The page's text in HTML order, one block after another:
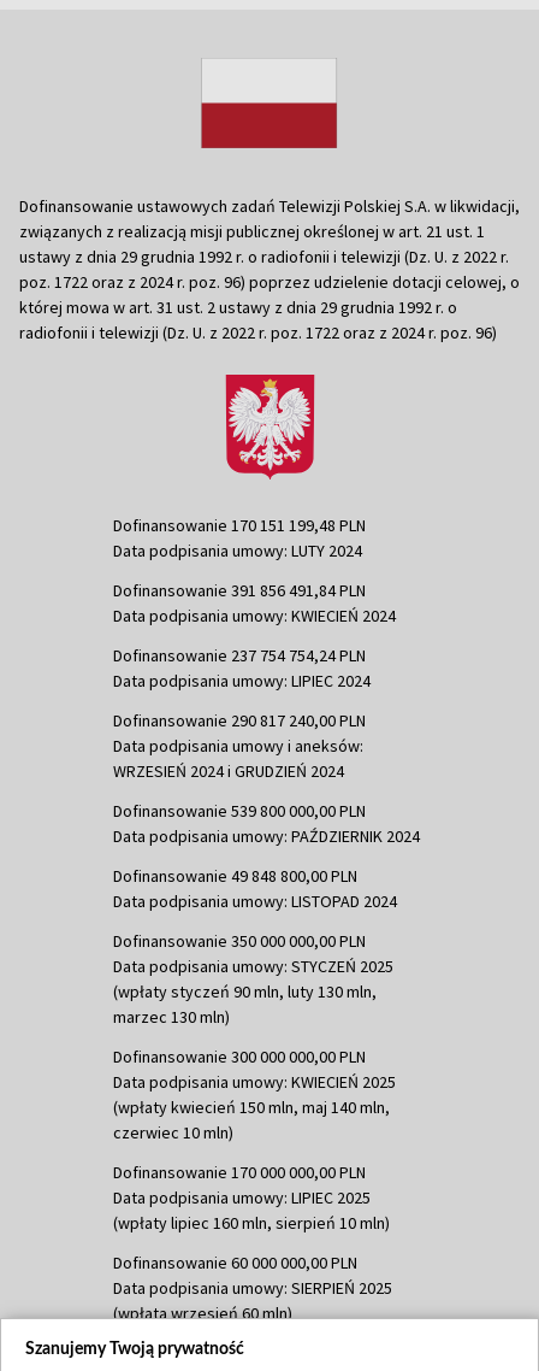
Dofinansowanie ustawowych zadań Telewizji Polskiej S.A. w likwidacji,
związanych z realizacją misji publicznej określonej w art. 21 ust. 1
ustawy z dnia 29 grudnia 1992 r. o radiofonii i telewizji (Dz. U. z 2022 r.
poz. 1722 oraz z 2024 r. poz. 96) poprzez udzielenie dotacji celowej, o
której mowa w art. 31 ust. 2 ustawy z dnia 29 grudnia 1992 r. o
radiofonii i telewizji (Dz. U. z 2022 r. poz. 1722 oraz z 2024 r. poz. 96)
Dofinansowanie 170 151 199,48 PLN
Data podpisania umowy: LUTY 2024
Dofinansowanie 391 856 491,84 PLN
Data podpisania umowy: KWIECIEŃ 2024
Dofinansowanie 237 754 754,24 PLN
Data podpisania umowy: LIPIEC 2024
Dofinansowanie 290 817 240,00 PLN
Data podpisania umowy i aneksów:
WRZESIEŃ 2024 i GRUDZIEŃ 2024
Dofinansowanie 539 800 000,00 PLN
Data podpisania umowy: PAŹDZIERNIK 2024
Dofinansowanie 49 848 800,00 PLN
Data podpisania umowy: LISTOPAD 2024
Dofinansowanie 350 000 000,00 PLN
Data podpisania umowy: STYCZEŃ 2025
(wpłaty styczeń 90 mln, luty 130 mln,
marzec 130 mln)
Dofinansowanie 300 000 000,00 PLN
Data podpisania umowy: KWIECIEŃ 2025
(wpłaty kwiecień 150 mln, maj 140 mln,
czerwiec 10 mln)
Dofinansowanie 170 000 000,00 PLN
Data podpisania umowy: LIPIEC 2025
(wpłaty lipiec 160 mln, sierpień 10 mln)
Dofinansowanie 60 000 000,00 PLN
Data podpisania umowy: SIERPIEŃ 2025
(wpłata wrzesień 60 mln)
Dofinansowanie 635 783 051,21 PLN
Szanujemy Twoją prywatność